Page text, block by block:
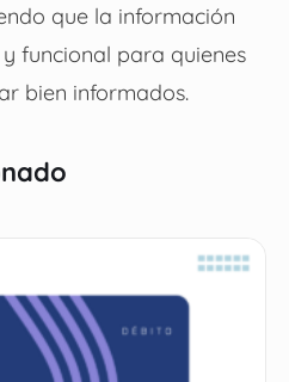
que la información
funcional para quienes
bien informados.